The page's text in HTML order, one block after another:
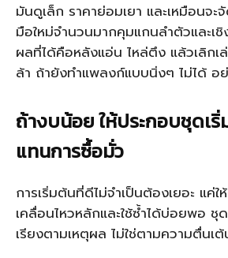
มันดูเล็ก ราคาย่อมเยา และเหมือนจะ
มือใหม่จำนวนมากคุมแกนลำตัวและเ
ผลที่ได้คือหลังแอ่น ไหล่ตึง แล้วเลิกเล่
ล้า ถ้ายังทำแพลงก์แบบนิ่งๆ ไม่ได้ อ
ถ้างบน้อย ให้ประกอบชุดเ
แทนการซื้อมั่ว
การเริ่มต้นที่ดีไม่จำเป็นต้องเยอะ แค่
เคลื่อนไหวหลักและใช้ซ้ำได้บ่อยพอ ชุ
เรียงตามเหตุผล ไม่ใช่ตามความตื่นเต้